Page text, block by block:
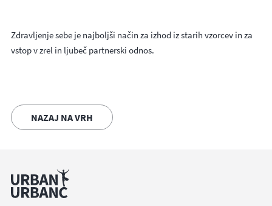
Zdravljenje sebe je najboljši način za izhod iz starih vzorcev in za
vstop v zrel in ljubeč partnerski odnos.
NAZAJ NA VRH